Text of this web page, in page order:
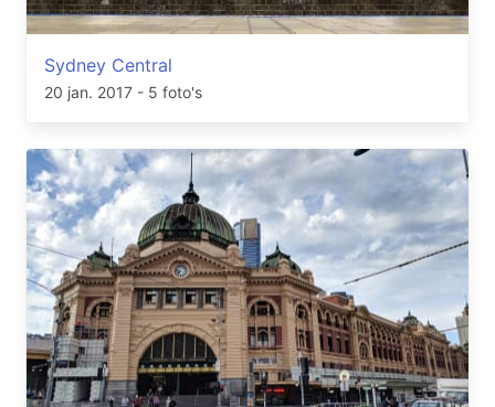
Sydney Central
20 jan. 2017 - 5 foto's